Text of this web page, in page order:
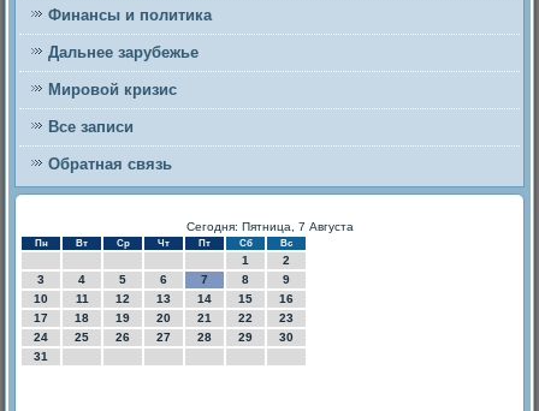
Финансы и политика
Дальнее зарубежье
Мировой кризис
Все записи
Обратная связь
Сегодня: Пятница, 7 Августа
Пн Вт Ср Чт Пт Сб Вс
1
2
3
4 5 6 7 8
9
10
11 12 13 14 15
16
17
18 19 20 21 22
23
24
25 26 27 28 29
30
31